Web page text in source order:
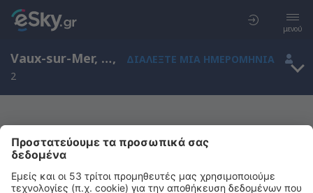
μενού
Vaux-sur-Mer, Ποιτού-Σαρέντ, Γαλλία,
ΔΙΑΛΈΞΤΕ ΜΙΑ ΗΜΕΡΟΜΗΝΊΑ
2
Μας συγχωρείτε, δεν υπάρχουν